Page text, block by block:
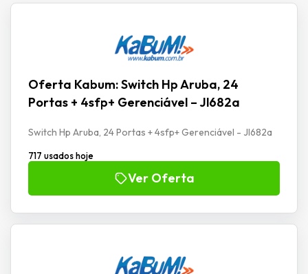
Oferta Kabum: Switch Hp Aruba, 24
Portas + 4sfp+ Gerenciável – Jl682a
Switch Hp Aruba, 24 Portas + 4sfp+ Gerenciável - Jl682a
717 usados hoje
Ver Oferta